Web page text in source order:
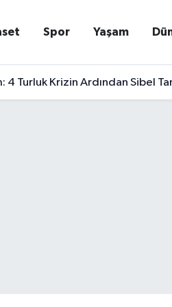
Spor Yaşam
4 Turluk Krizin Ardından Sibel